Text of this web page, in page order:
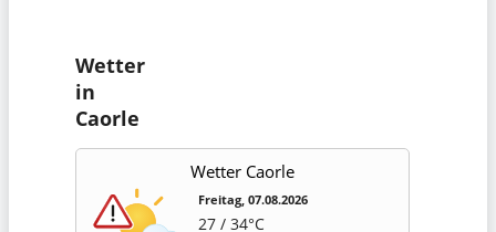
Wetter
in
Caorle
Wetter Caorle
Freitag, 07.08.2026
27 / 34°C